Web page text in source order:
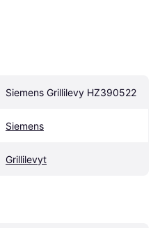
Siemens Grillilevy HZ390522
Siemens
Grillilevyt